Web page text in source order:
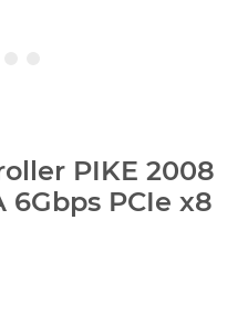
PIKE 2008
6Gbps PCIe x8